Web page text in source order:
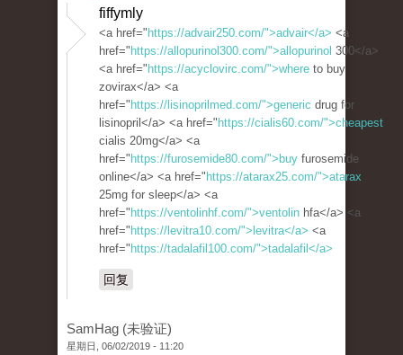
fiffymly
<a href=" https://advair250.com/">advair</a> <a
href=" https://allopurinol300.com/">allopurinol 300</a>
<a href=" https://acyclovirc.com/">where to buy
zovirax</a> <a
href=" https://lisinoprilmed.com/">generic drug for
lisinopril</a> <a href=" https://cialis60.com/">cheapest
cialis 20mg</a> <a
href=" https://furosemide80.com/">buy furosemide
online</a> <a href=" https://atarax25.com/">atarax
25mg for sleep</a> <a
href=" https://ventolinhf.com/">ventolin hfa</a> <a
href=" https://levitra10.com/">levitra</a> <a
href=" https://tadalafil100.com/">tadalafil</a>
回复
SamHag (未验证)
星期日, 06/02/2019 - 11:20